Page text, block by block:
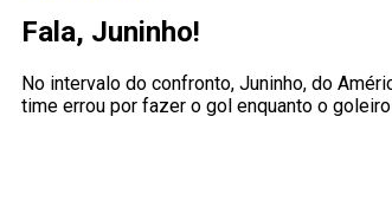
Fala, Juninho!
No intervalo do confronto, Juninho, do
time errou por fazer o gol enquanto o